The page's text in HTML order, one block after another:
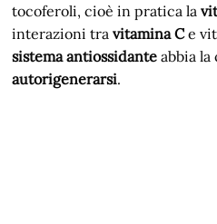
tocoferoli, cioè in pratica la
interazioni travitamina Ce
sistema antiossidante abbia la
autorigenerarsi.